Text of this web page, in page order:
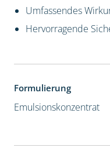
Umfassendes
Hervorragende
Formulierung
Emulsionskonzentrat